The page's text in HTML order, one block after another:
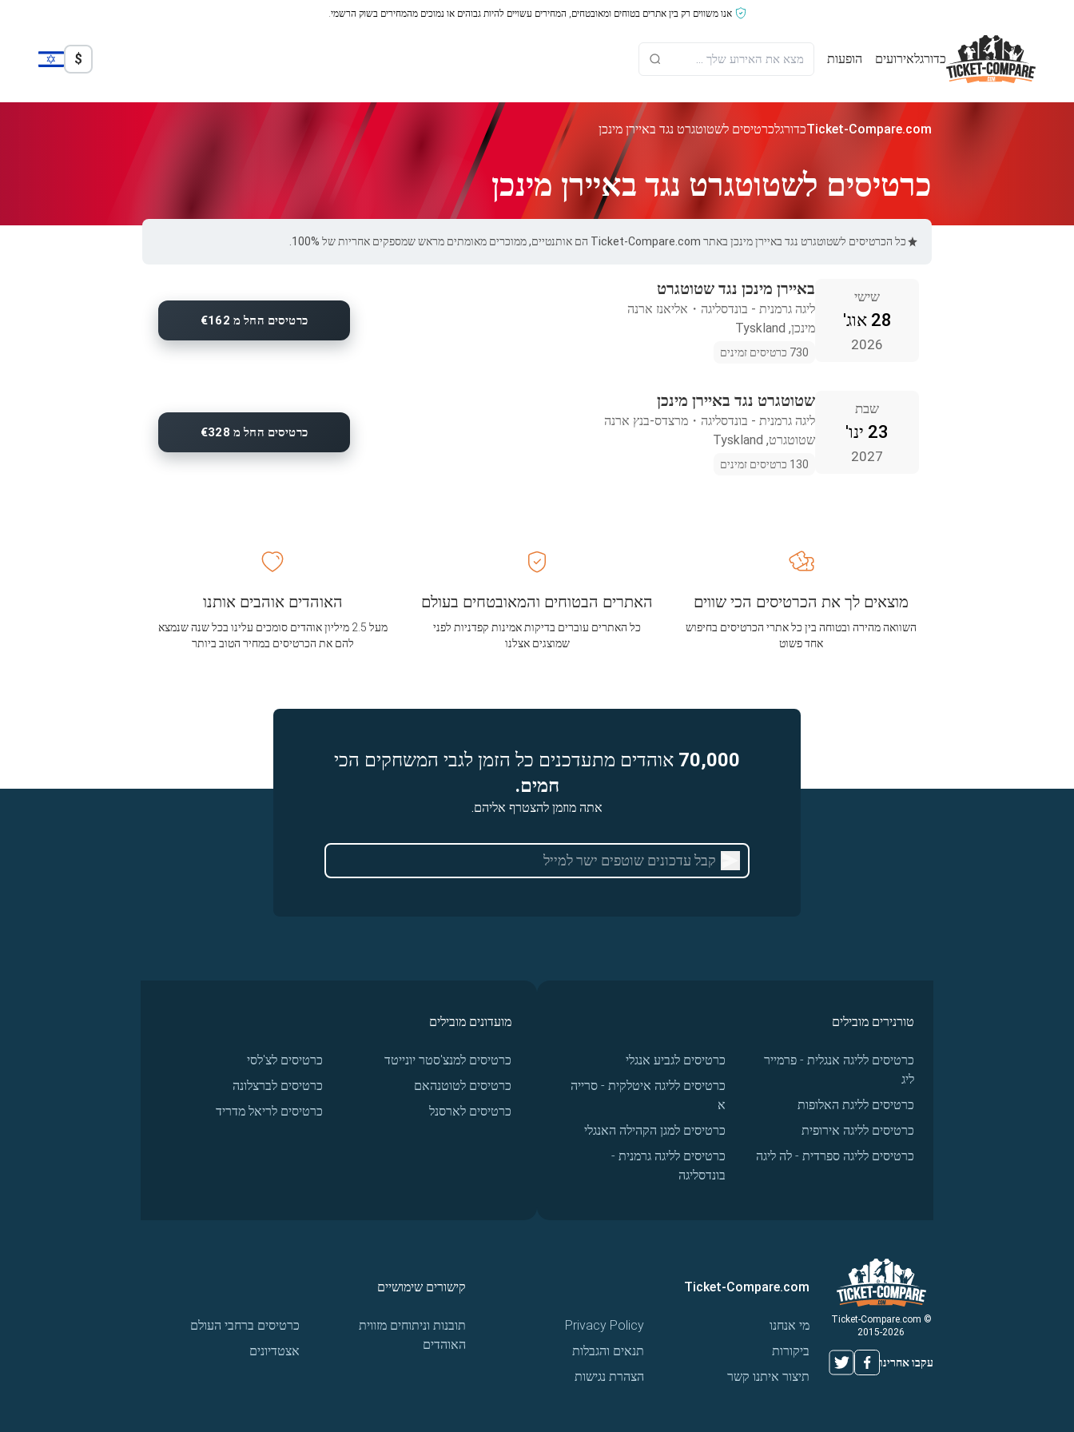
אנו משווים רק בין אתרים בטוחים ומאובטחים, המחירים עשויים להיות גבוהים או נמוכים מהמחירים בשוק הרשמי.
כדורגלאירועים הופעות $
Ticket-Compare.comכדורגלכרטיסים לשטוטגרט נגד באיירן מינכן
כרטיסים לשטוטגרט נגד באיירן מינכן
כל הכרטיסים לשטוטגרט נגד באיירן מינכן באתר Ticket-Compare.com הם אותנטיים, ממוכרים מאומתים מראש שמספקים אחריות של 100%.
שישי
28 אוג'
2026
באיירן מינכן נגד שטוטגרט
ליגה גרמנית - בונדסליגה ・ אליאנז ארנה
מינכן, Tyskland
730 כרטיסים זמינים
כרטיסים החל מ €162
שבת
23 ינו'
2027
שטוטגרט נגד באיירן מינכן
ליגה גרמנית - בונדסליגה ・ מרצדס-בנץ ארנה
שטוטגרט, Tyskland
130 כרטיסים זמינים
כרטיסים החל מ €328
האתרים הבטוחים והמאובטחים בעולם
כל האתרים עוברים בדיקות אמינות קפדניות לפני
שמוצגים אצלנו
מוצאים לך את הכרטיסים הכי שווים
השוואה מהירה ובטוחה בין כל אתרי הכרטיסים בחיפוש
אחד פשוט
האוהדים אוהבים אותנו
מעל 2.5 מיליון אוהדים סומכים עלינו בכל שנה שנמצא
להם את הכרטיסים במחיר הטוב ביותר
70,000 אוהדים מתעדכנים כל הזמן לגבי המשחקים הכי
חמים.
אתה מוזמן להצטרף אליהם.
טורנירים מובילים
כרטיסים לליגה אנגלית - פרמייר
ליג
כרטיסים לליגת האלופות
כרטיסים לליגה אירופית
כרטיסים לליגה ספרדית - לה ליגה
כרטיסים לגביע אנגלי
כרטיסים לליגה איטלקית - סרייה
א
כרטיסים למגן הקהילה האנגלי
כרטיסים לליגה גרמנית -
בונדסליגה
מועדונים מובילים
כרטיסים למנצ'סטר יונייטד
כרטיסים לטוטנהאם
כרטיסים לארסנל
כרטיסים לצ'לסי
כרטיסים לברצלונה
כרטיסים לריאל מדריד
© Ticket-Compare.com
2015-2026
עקבו אחרינו
Ticket-Compare.com
מי אנחנו
ביקורות
תיצור איתנו קשר
Privacy Policy
תנאים והגבלות
הצהרת נגישות
קישורים שימושיים
תובנות וניתוחים מזווית
האוהדים
כרטיסים ברחבי העולם
אצטדיונים